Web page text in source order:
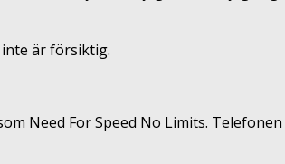
är försiktig.
Need For Speed No Limits.